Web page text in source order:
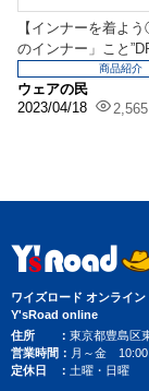
【インナーを着よ
のインナー」こと
て知ってる？
ウェアの民
2023/04/18
2,565
商品紹介
ワイズロード オンライン
Y'sRoad online
住所
東京都豊島区
営業時間
月～金 10:00
定休日
土曜・日曜